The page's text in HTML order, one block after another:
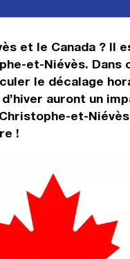
et le Canada ? Il
et-Niévès.
le décalage
auront un
et-
!